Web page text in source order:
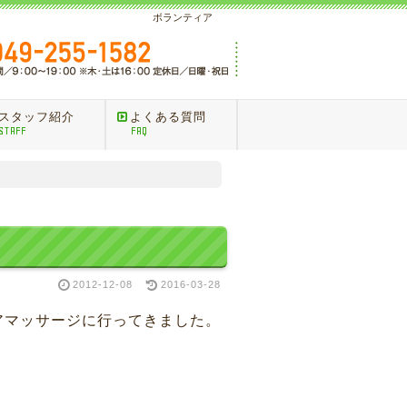
ボランティア
スタッフ紹介
STAFF
よくある質問
FAQ
2012-12-08 2016-03-28
ッサージに行ってきました。